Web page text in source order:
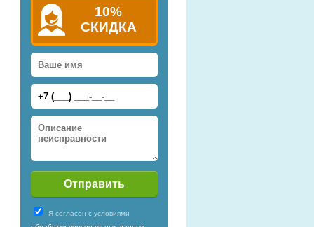
10%
СКИДКА
Я согласен с условиями